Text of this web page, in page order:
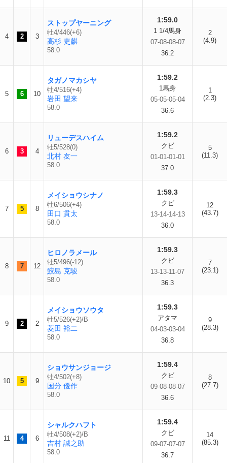
4 2 3
ストップヤーニング
牡4/446(+6)
高杉 吏麒
58.0
1:59.0
1 1/4馬身
07-08-08-07
36.2
2
(4.9)
5 6 10
タガノマカシヤ
牡4/516(+4)
岩田 望来
58.0
1:59.2
1馬身
05-05-05-04
36.6
1
(2.3)
6 3 4
リューデスハイム
牡5/528(0)
北村 友一
58.0
1:59.2
クビ
01-01-01-01
37.0
5
(11.3)
7 5 8
メイショウシナノ
牡6/506(+4)
田口 貫太
58.0
1:59.3
クビ
13-14-14-13
36.0
12
(43.7)
8 7 12
ヒロノラメール
牡5/496(-12)
鮫島 克駿
58.0
1:59.3
クビ
13-13-11-07
36.3
7
(23.1)
9 2 2
メイショウソウタ
牡5/526(+2)/B
菱田 裕二
58.0
1:59.3
アタマ
04-03-03-04
36.8
9
(28.3)
10 5 9
ショウサンジョージ
牡4/502(+8)
国分 優作
58.0
1:59.4
クビ
09-08-08-07
36.6
8
(27.7)
11 4 6
シャルクハフト
牡4/508(+2)/B
吉村 誠之助
58.0
1:59.4
クビ
09-07-07-07
36.7
14
(85.3)